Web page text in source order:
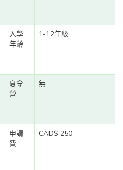
入學
年齡
1-12年級
夏令
營
無
申請
費
CAD$ 250